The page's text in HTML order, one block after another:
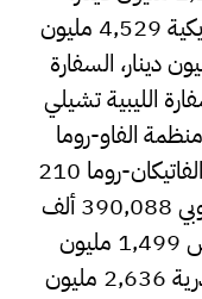
السفارة الليبية الولايات المتحدة الأمريكية 4,529 مليون
الليبية المجر 1,262 مليون دينار، السفارة
السفارة الليبية تشيلي
/ منظمة الفاو-روما
576,160 ألف دينار، البعثة الليبية / الفاتيكان-روما 210
ألف دينار، البعثة الليبية / الاتحاد الأوروبي 390,088 ألف
دينار، القنصلية العامة النيجر – أغاديس 1,499 مليون
دينار، القنصلية العامة مصر – الاسكندرية 2,636 مليون